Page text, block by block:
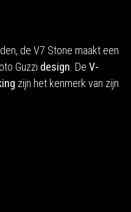
de V7 Stone maakt een
Guzzi design . De V-
zijn het kenmerk van zijn